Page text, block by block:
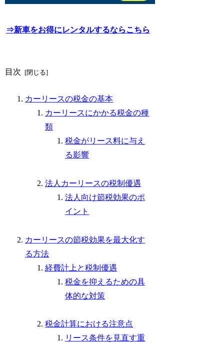
⇒新車をお得にレンタルするならこちら
目次
カーリースの税金の基本
カーリースにかかる税金の種
類
税金がリース料に与え
る影響
法人カーリースの税制優遇
法人向け節税効果のポ
イント
カーリースの節税効果を最大化す
る方法
経費計上と税制優遇
税金を抑えるための具
体的な対策
税金計算における注意点
リース条件を見直す重